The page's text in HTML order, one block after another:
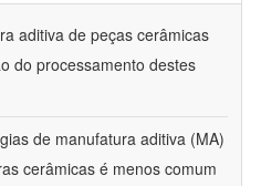
aditiva de peças cerâmicas
do processamento destes
de manufatura aditiva (MA)
cerâmicas é menos comum